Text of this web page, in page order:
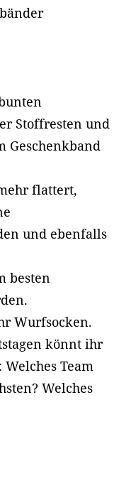
Stoffresten und
Geschenkband
flattert,
und ebenfalls
besten
Wurfsocken.
könnt ihr
Team
Welches